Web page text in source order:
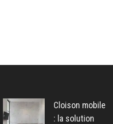
Cloison mobile
: la solution